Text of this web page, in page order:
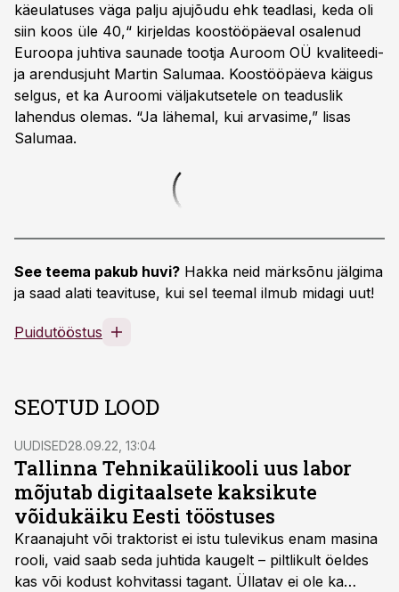
käeulatuses väga palju ajujõudu ehk teadlasi, keda oli
siin koos üle 40,“ kirjeldas koostööpäeval osalenud
Euroopa juhtiva saunade tootja Auroom OÜ kvaliteedi-
ja arendusjuht Martin Salumaa. Koostööpäeva käigus
selgus, et ka Auroomi väljakutsetele on teaduslik
lahendus olemas. “Ja lähemal, kui arvasime,” lisas
Salumaa.
See teema pakub huvi? Hakka neid märksõnu jälgima
ja saad alati teavituse, kui sel teemal ilmub midagi uut!
Puidutööstus
SEOTUD LOOD
UUDISED28.09.22, 13:04
Tallinna Tehnikaülikooli uus labor
mõjutab digitaalsete kaksikute
võidukäiku Eesti tööstuses
Kraanajuht või traktorist ei istu tulevikus enam masina
rooli, vaid saab seda juhtida kaugelt – piltlikult öeldes
kas või kodust kohvitassi tagant. Üllatav ei ole ka